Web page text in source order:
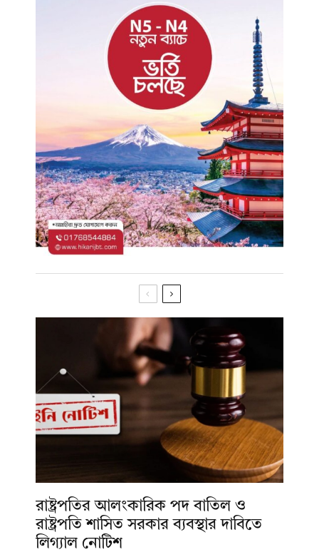
রাষ্ট্রপতির আলংকারিক পদ বাতিল ও
রাষ্ট্রপতি শাসিত সরকার ব্যবস্থার দাবিতে
লিগ্যাল নোটিশ